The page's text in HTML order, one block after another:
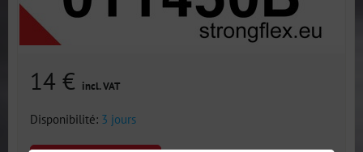
14 € incl. VAT
Disponibilité: 3 jours